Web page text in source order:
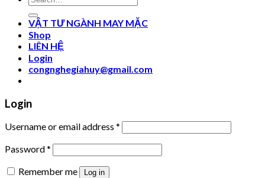
for:
VẬT TƯ NGÀNH MAY MẶC
Shop
LIÊN HỆ
Login
congnghegiahuy@gmail.com
Login
Username or email address *
Password*
Remember me
Log in